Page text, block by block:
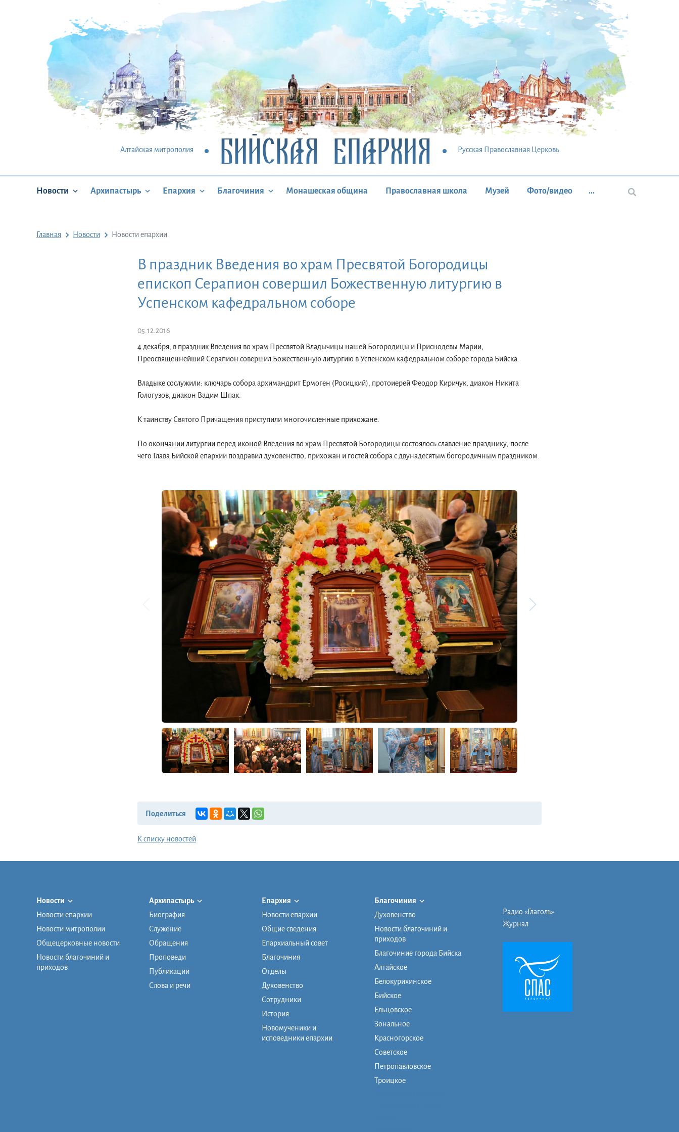
Алтайская митрополия БИЙСКАЯ ЕПАРХИЯ Русская Православная Церковь
Новости Архипастырь Епархия Благочиния Монашеская община Православная школа Музей Фото/видео ...
Главная Новости Новости епархии
В праздник Введения во храм Пресвятой Богородицы
епископ Серапион совершил Божественную литургию в
Успенском кафедральном соборе
05.12.2016
4 декабря, в праздник Введения во храм Пресвятой Владычицы нашей Богородицы и Приснодевы Марии,
Преосвященнейший Серапион совершил Божественную литургию в Успенском кафедральном соборе города Бийска.
Владыке сослужили: ключарь собора архимандрит Ермоген (Росицкий), протоиерей Феодор Киричук, диакон Никита
Гологузов, диакон Вадим Шпак.
К таинству Святого Причащения приступили многочисленные прихожане.
По окончании литургии перед иконой Введения во храм Пресвятой Богородицы состоялось славление празднику, после
чего Глава Бийской епархии поздравил духовенство, прихожан и гостей собора с двунадесятым богородичным праздником.
Поделиться
К списку новостей
Новости
Новости епархии
Новости митрополии
Общецерковные новости
Новости благочиний и
приходов
Архипастырь
Биография
Служение
Обращения
Проповеди
Публикации
Слова и речи
Епархия
Новости епархии
Общие сведения
Епархиальный совет
Благочиния
Отделы
Духовенство
Сотрудники
История
Новомученики и
исповедники епархии
Благочиния
Духовенство
Новости благочиний и
приходов
Благочиние города Бийска
Алтайское
Белокурихинское
Бийское
Ельцовское
Зональное
Красногорское
Советское
Петропавловское
Троицкое
Радио «Глаголъ»
Журнал